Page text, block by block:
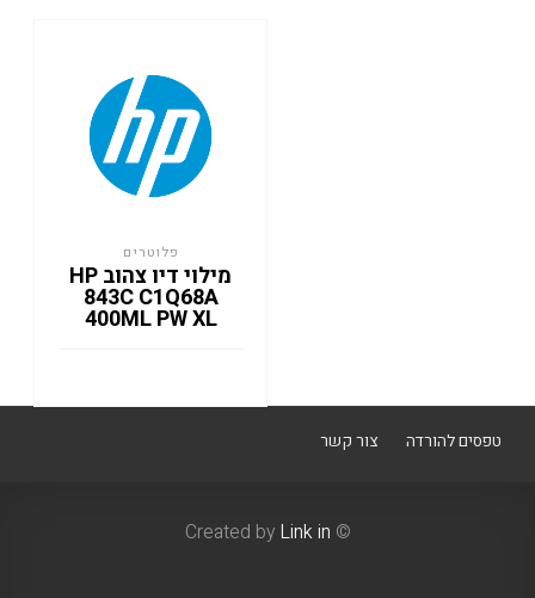
פלוטרים
מילוי דיו צהוב HP
843C C1Q68A
400ML PW XL
טפסים להורדה צור קשר
© Created by
Link in